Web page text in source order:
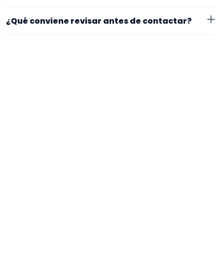
de cerrar nada.
contexto. Para afinar mejor, revisa especialidad
¿Qué conviene revisar antes de contactar?